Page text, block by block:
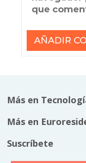
que
Más en
Más en
Suscríbete